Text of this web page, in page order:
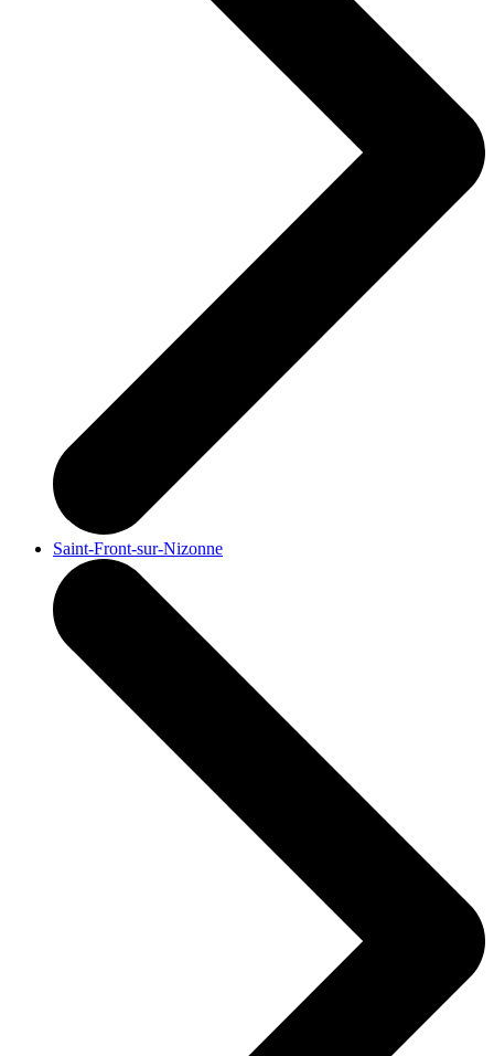
Saint-Front-sur-Nizonne